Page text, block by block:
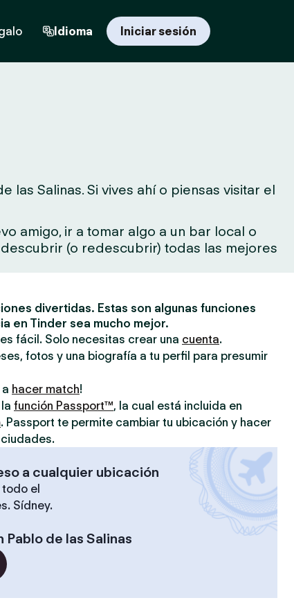
Idioma Iniciar sesión
Salinas. Si vives ahí o piensas visitar el
amigo, ir a tomar algo a un bar local o
(o redescubrir) todas las mejores
divertidas. Estas son algunas funciones
en Tinder sea mucho mejor.
fácil. Solo necesitas crear una cuenta.
fotos y una biografía a tu perfil para presumir
hacer match!
función Passport™, la cual está incluida en
. Passport te permite cambiar tu ubicación y hacer
a cualquier ubicación
el
Sídney.
Pablo de las Salinas